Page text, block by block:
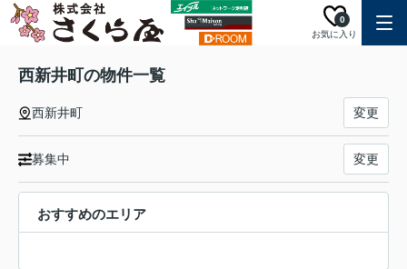
お気に入り
0
西新井町の物件一覧
西新井町 変更
募集中 変更
おすすめのエリア